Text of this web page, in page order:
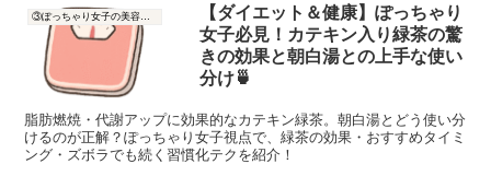
③ぽっちゃり女子の美容と健康
【ダイエット＆健康】ぽっちゃり
女子必見！カテキン入り緑茶の驚
きの効果と朝白湯との上手な使い
分け🍵
脂肪燃焼・代謝アップに効果的なカテキン緑茶。朝白湯とどう使い分
けるのが正解？ぽっちゃり女子視点で、緑茶の効果・おすすめタイミ
ング・ズボラでも続く習慣化テクを紹介！